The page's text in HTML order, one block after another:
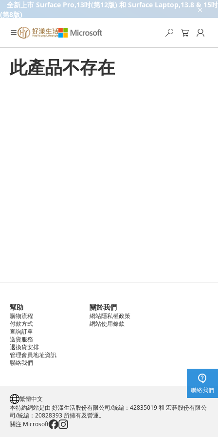
全新上市 Surface Pro,13吋(第12版) 和 Surface Laptop,13.8 & 15吋
(第8版)
此產品不存在
幫助
購物流程
付款方式
查詢訂單
送貨服務
退換貨安排
管理會員地址資訊
聯絡我們
關於我們
網站隱私權政策
網站使用條款
繁體中文
本特約網站是由 好漾生活股份有限公司/統編：42835019 和 宏碁股份有限公
司/統編：20828393 所擁有及營運。
關注 Microsoft
聯絡我們